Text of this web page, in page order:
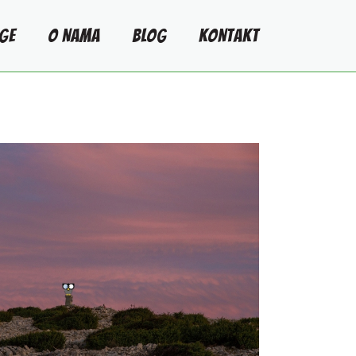
O NAMA BLOG KONTAKT